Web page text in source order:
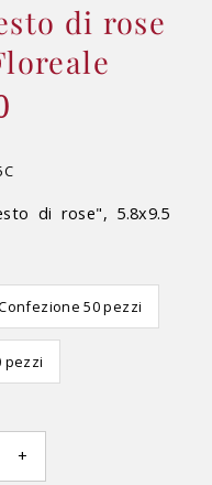
di rose
di rose", 5.8x9.5
50 pezzi
pezzi
+